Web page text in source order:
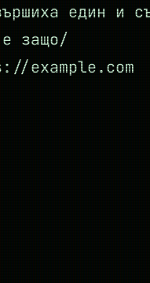
един и
е защо/
example.com